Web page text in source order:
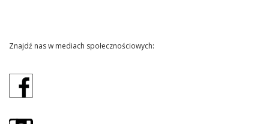
Znajdź nas w mediach społecznościowych: